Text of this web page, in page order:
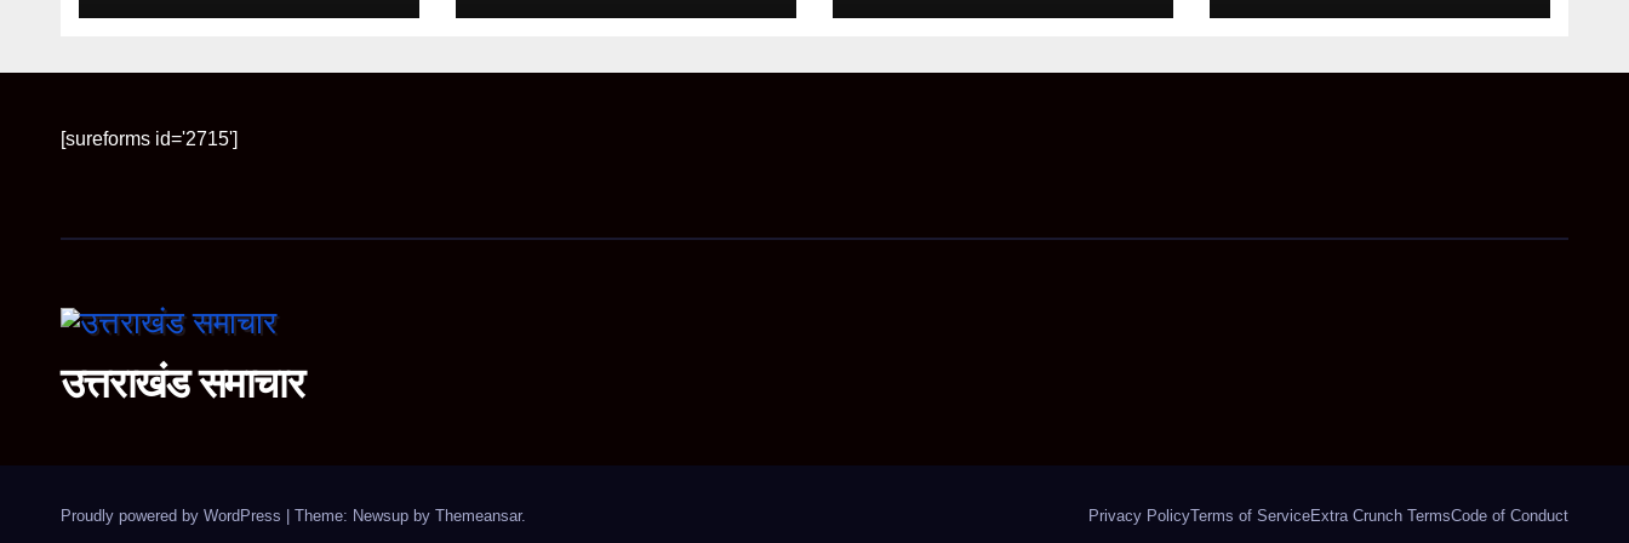
कुटुम्बकम् का संदेश
रफ्तार
फोकस
[sureforms id='2715']
उत्तराखंड समाचार
Proudly powered by WordPress Theme: Newsup by Themeansar. Privacy PolicyTerms of ServiceExtra Crunch TermsCode of Conduct